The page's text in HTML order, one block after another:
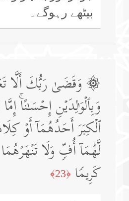
بیٹھے رہوگے۔
۞ وَقَضَىٰ رَبُّكَ أَلَّا
وَبِٱلۡوَ ٰ⁠لِدَیۡنِ إِحۡسَـٰنًاۚ
ٱلۡكِبَرَ أَحَدُهُمَاۤ أَوۡ
لَّهُمَاۤ أُفࣲّ وَلَا
كَرِیمࣰا ﴿23﴾